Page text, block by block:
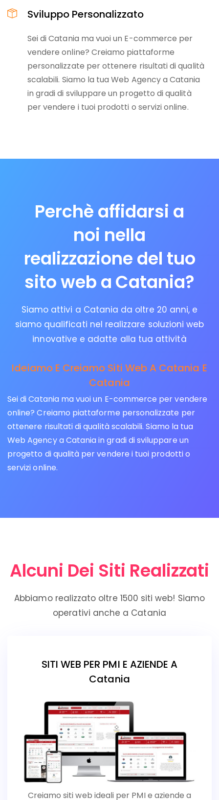
Sviluppo Personalizzato
Sei di Catania ma vuoi un E-commerce per
vendere online? Creiamo piattaforme
personalizzate per ottenere risultati di qualità
scalabili. Siamo la tua Web Agency a Catania
in gradi di sviluppare un progetto di qualità
per vendere i tuoi prodotti o servizi online.
Perchè affidarsi a
noi nella
realizzazione del tuo
sito web a Catania?
Siamo attivi a Catania da oltre 20 anni, e
siamo qualificati nel realizzare soluzioni web
innovative e adatte alla tua attività
Ideiamo E Creiamo Siti Web A Catania E
Catania
Sei di Catania ma vuoi un E-commerce per vendere
online? Creiamo piattaforme personalizzate per
ottenere risultati di qualità scalabili. Siamo la tua
Web Agency a Catania in gradi di sviluppare un
progetto di qualità per vendere i tuoi prodotti o
servizi online.
Alcuni Dei Siti Realizzati
Abbiamo realizzato oltre 1500 siti web! Siamo
operativi anche a Catania
SITI WEB PER PMI E AZIENDE A
Catania
Creiamo siti web ideali per PMI e aziende a